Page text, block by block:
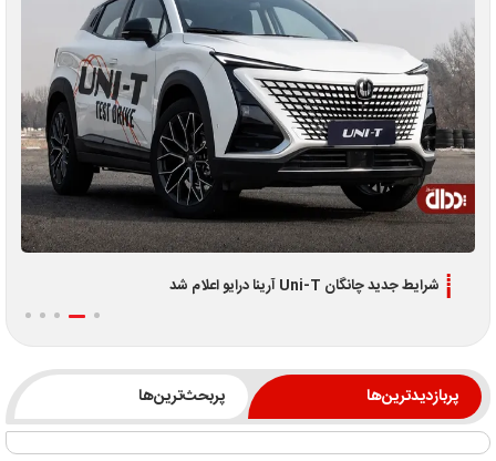
شرایط جدید چانگان Uni-T آرینا درایو اعلام شد
پربازدیدترین‌ها پربحث‌ترین‌ها